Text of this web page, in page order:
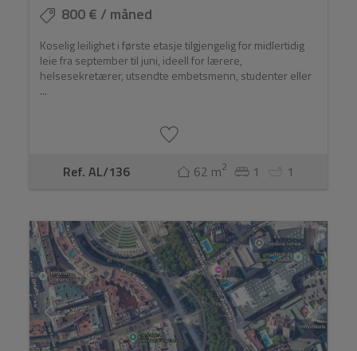
800 € / måned
Koselig leilighet i første etasje tilgjengelig for midlertidig
leie fra september til juni, ideell for lærere,
helsesekretærer, utsendte embetsmenn, studenter eller
...
Ref. AL/136 62 m2 1 1